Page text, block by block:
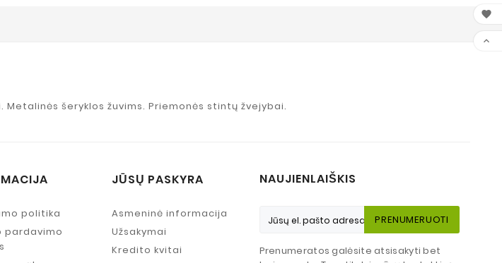
Metalinės šeryklos žuvims. Priemonės stintų žvejybai.
politika
pardavimo
JŪSŲ PASKYRA
Asmeninė informacija
Užsakymai
Kredito kvitai
NAUJIENLAIŠKIS
PRENUMERUOTI
Prenumeratos galėsite atsisakyti bet

